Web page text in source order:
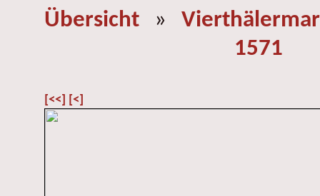
Übersicht »
1571
[<<] [<]